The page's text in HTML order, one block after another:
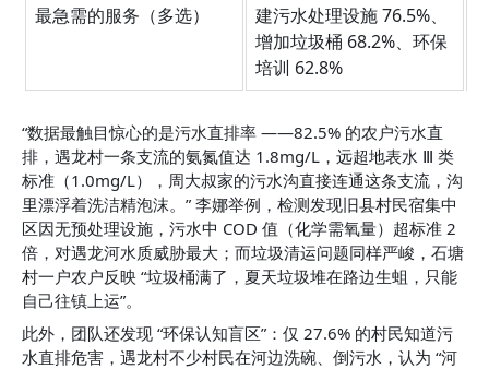
最急需的服务（多选）
建污水处理设施 76.5%、
增加垃圾桶 68.2%、环保
培训 62.8%
“数据最触目惊心的是污水直排率 ——82.5% 的农户污水直
排，遇龙村一条支流的氨氮值达 1.8mg/L，远超地表水 Ⅲ 类
标准（1.0mg/L），周大叔家的污水沟直接连通这条支流，沟
里漂浮着洗洁精泡沫。” 李娜举例，检测发现旧县村民宿集中
区因无预处理设施，污水中 COD 值（化学需氧量）超标准 2
倍，对遇龙河水质威胁最大；而垃圾清运问题同样严峻，石塘
村一户农户反映 “垃圾桶满了，夏天垃圾堆在路边生蛆，只能
自己往镇上运”。
此外，团队还发现 “环保认知盲区”：仅 27.6% 的村民知道污
水直排危害，遇龙村不少村民在河边洗碗、倒污水，认为 “河